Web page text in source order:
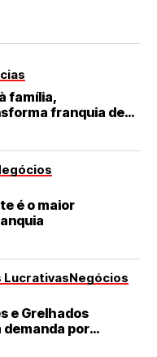
família,
franquia de
destaque no RN
é o maior
LucrativasNegócios
e Grelhados
por
qualidade